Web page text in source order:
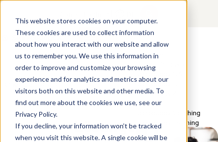
This website stores cookies on your computer.
These cookies are used to collect information
about how you interact with our website and allow
us to remember you. We use this information in
order to improve and customize your browsing
experience and for analytics and metrics about our
visitors both on this website and other media. To
find out more about the cookies we use, see our
Privacy Policy.
If you decline, your information won’t be tracked
when you visit this website. A single cookie will be
Produkte
Unsere Produkte
Scorebuddy QA
Scorebuddy BI
Scorebuddy AI
Scorebuddy Coaching
Scorebuddy Learning
Home / De / Solutions
Lösungen